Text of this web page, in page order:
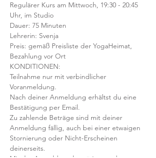
Regulärer Kurs am Mittwoch, 19:30 - 20:45
Uhr, im Studio
Dauer: 75 Minuten
Lehrerin: Svenja
Preis: gemäß Preisliste der YogaHeimat,
Bezahlung vor Ort
KONDITIONEN:
Teilnahme nur mit verbindlicher
Voranmeldung.
Nach deiner Anmeldung erhältst du eine
Bestätigung per Email.
Zu zahlende Beträge sind mit deiner
Anmeldung fällig, auch bei einer etwaigen
Stornierung oder Nicht-Erscheinen
deinerseits.